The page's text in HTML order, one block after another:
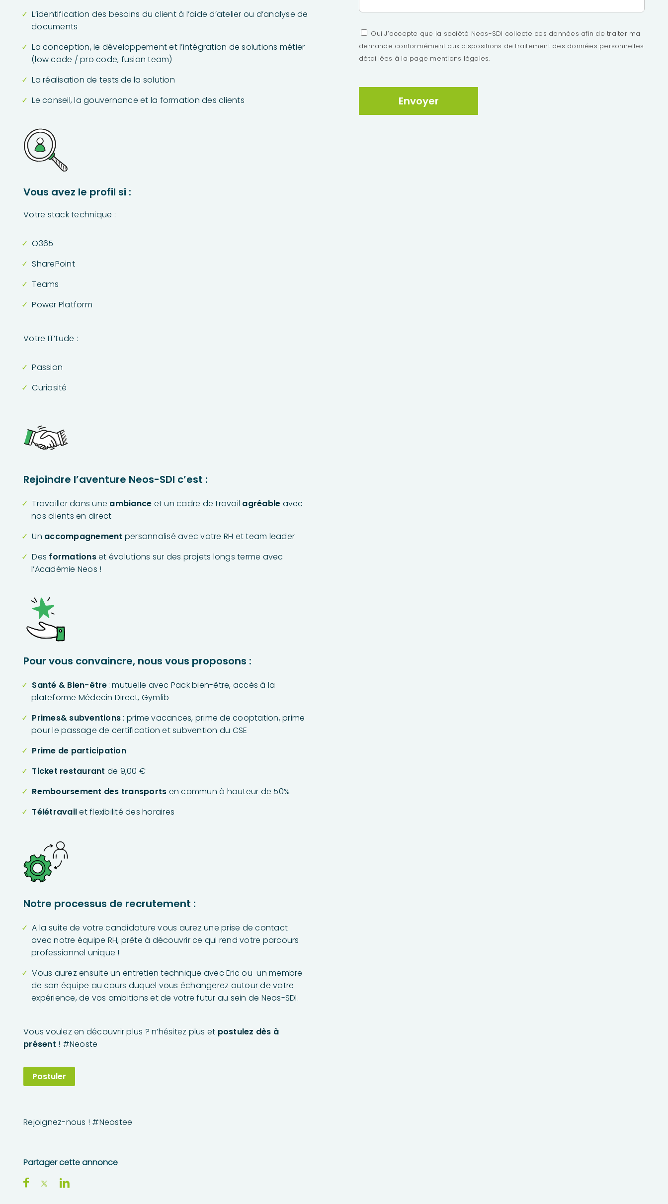
L’identification des besoins du client à l’aide d’atelier ou d’analyse de
documents
La conception, le développement et l’intégration de solutions métier
(low code / pro code, fusion team)
La réalisation de tests de la solution
Le conseil, la gouvernance et la formation des clients
Vous avez le profil si :
Votre stack technique :
O365
SharePoint
Teams
Power Platform
Votre IT’tude :
Passion
Curiosité
Rejoindre l’aventure Neos-SDI c’est :
Travailler dans une ambiance et un cadre de travail agréable avec
nos clients en direct
Un accompagnement personnalisé avec votre RH et team leader
Des formationset évolutions sur des projets longs terme avec
l’Académie Neos !
Pour vous convaincre, nous vous proposons :
Santé & Bien-être: mutuelle avec Pack bien-être, accès à la
plateforme Médecin Direct, Gymlib
Primes& subventions : prime vacances, prime de cooptation, prime
pour le passage de certification et subvention du CSE
Prime de participation
Ticket restaurant de 9,00 €
Remboursement des transports en commun à hauteur de 50%
Télétravailet flexibilité des horaires
Notre processus de recrutement :
A la suite de votre candidature vous aurez une prise de contact
avec notre équipe RH, prête à découvrir ce qui rend votre parcours
professionnel unique !
Vous aurez ensuite un entretien technique avec Eric ou un membre
de son équipe au cours duquel vous échangerez autour de votre
expérience, de vos ambitions et de votre futur au sein de Neos-SDI.
Vous voulez en découvrir plus ? n’hésitez plus et postulez dès à
présent ! #Neoste
Postuler
Rejoignez-nous ! #Neostee
Partager cette annonce
Oui J’accepte que la société Neos-SDI collecte ces données afin de traiter ma
demande conformément aux dispositions de traitement des données personnelles
détaillées à la page mentions légales.